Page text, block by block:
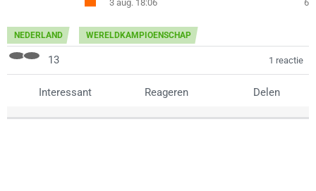
3 aug. 18:06 6
NEDERLAND WERELDKAMPIOENSCHAP
13 1 reactie
Interessant Reageren Delen